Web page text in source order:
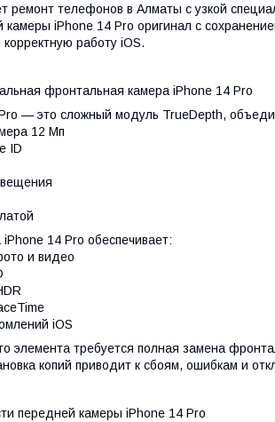
ремонт телефонов в Алматы с узкой
iPhone 14 Pro оригинал с
работу iOS.
фронтальная камера iPhone 14 Pro
— это сложный модуль TrueDepth,
12 Мп
ID
14 Pro обеспечивает:
и видео
iOS
элемента требуется полная замена
копий приводит к сбоям, ошибкам и
передней камеры iPhone 14 Pro